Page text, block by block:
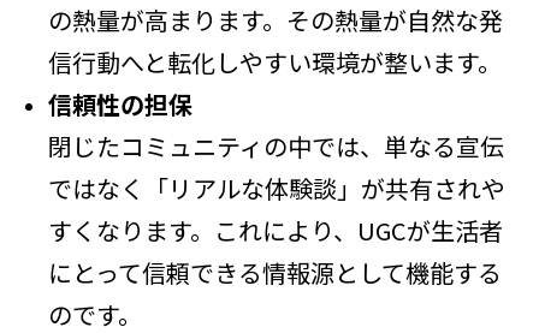
の熱量が高まります。その熱量が自然な発
信行動へと転化しやすい環境が整います。
信頼性の担保
閉じたコミュニティの中では、単なる宣伝
ではなく「リアルな体験談」が共有されや
すくなります。これにより、UGCが生活者
にとって信頼できる情報源として機能する
のです。